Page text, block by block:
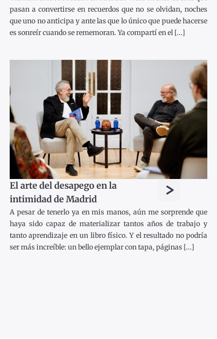
pasan a convertirse en recuerdos que no se olvidan, noches
que uno no anticipa y ante las que lo único que puede hacerse
es sonreír cuando se rememoran. Ya compartí en el [...]
El arte del desapego en la
intimidad de Madrid
>
A pesar de tenerlo ya en mis manos, aún me sorprende que
haya sido capaz de materializar tantos años de trabajo y
tanto aprendizaje en un libro físico. Y el resultado no podría
ser más increíble: un bello ejemplar con tapa, páginas [...]